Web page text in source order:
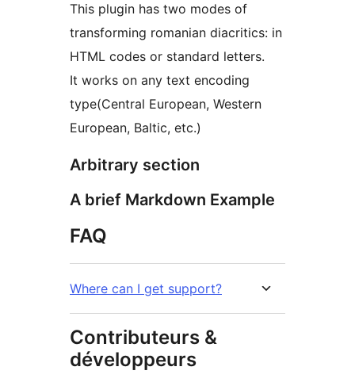
This plugin has two modes of
transforming romanian diacritics: in
HTML codes or standard letters.
It works on any text encoding
type(Central European, Western
European, Baltic, etc.)
Arbitrary section
A brief Markdown Example
FAQ
Where can I get support?
Contributeurs &
développeurs